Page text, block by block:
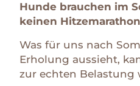
Hunde brauchen im
keinen
Was für uns nach
Erholung aussieht,
zur echten Belastung